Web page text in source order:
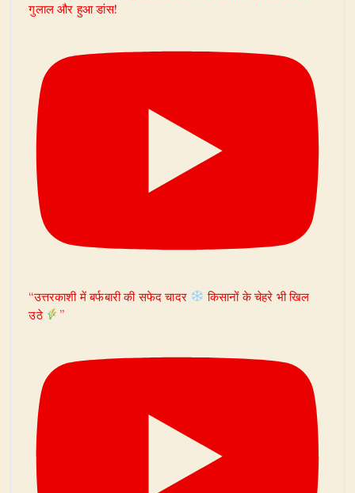
गुलाल और हुआ डांस!
“उत्तरकाशी में बर्फबारी की सफेद चादर
किसानों के चेहरे भी खिल
उठे
”